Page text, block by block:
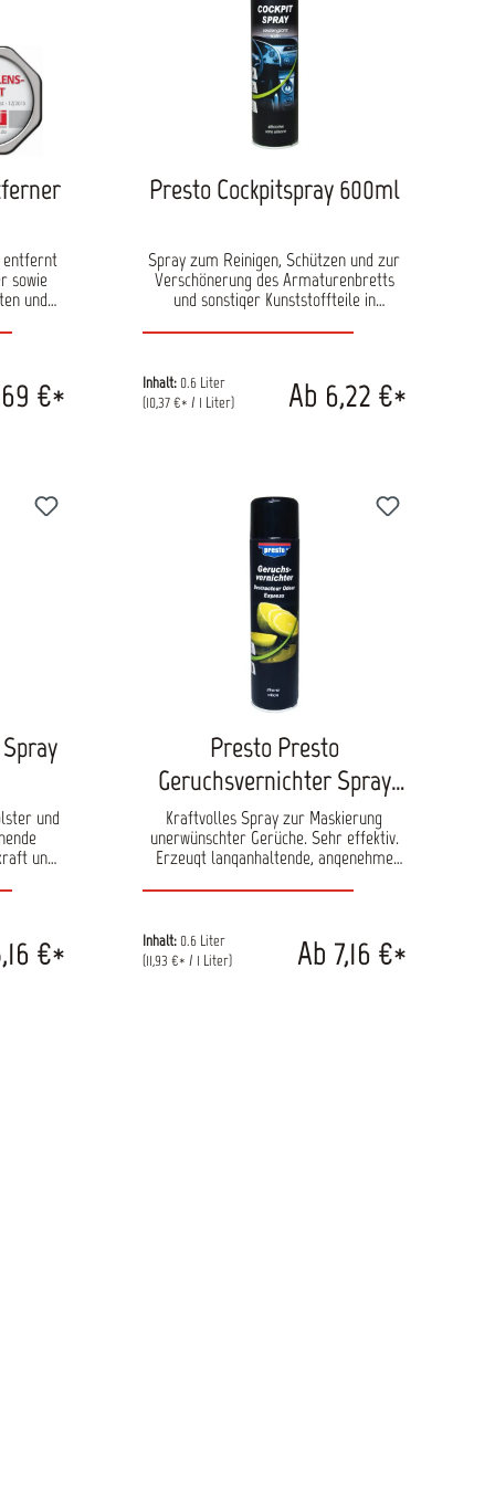
entfernt
sowie
und
der
Nicht
€*
Presto Cockpitspray 600ml
Spray zum Reinigen, Schützen und zur
Verschönerung des Armaturenbretts
und sonstiger Kunststoffteile in
wirkt langanhaltend, antistatisch,
vermindert so Ihren Pflegeaufwand.
Speziell zur Reinigung eignet sich
Reinigungswirkung Schmutzabweisend
Antistatisch 360°-Ventil Hochglanz:
silikonhaltig Seidenglanz: silikonfrei
Superschaum: wasserbasierter Schaum,
speziell zur Reinigung des Cockpits ohne
Rückstände
Inhalt: 0.6 Liter
(10,37 €* / 1 Liter)
Ab 6,22 €*
und
und
Duft€*
Presto Presto
Geruchsvernichter Spray
600ml
Kraftvolles Spray zur Maskierung
unerwünschter Gerüche. Sehr effektiv.
Erzeugt langanhaltende, angenehme
einsetzbar. Sehr effektiv Hervorragende
Wirkung Bringt frischen Duft ins
Fahrzeug
Inhalt: 0.6 Liter
(11,93 €* / 1 Liter)
Ab 7,16 €*